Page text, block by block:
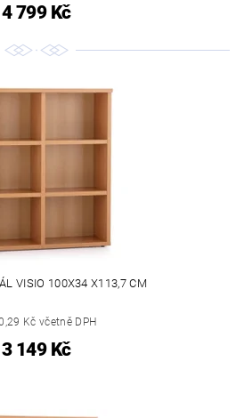
4 799 Kč
VISIO 100X34 X113,7 CM
Kč včetně DPH
3 149 Kč